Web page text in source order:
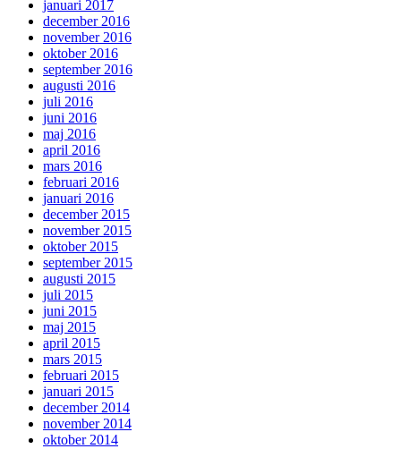
januari 2017
december 2016
november 2016
oktober 2016
september 2016
augusti 2016
juli 2016
juni 2016
maj 2016
april 2016
mars 2016
februari 2016
januari 2016
december 2015
november 2015
oktober 2015
september 2015
augusti 2015
juli 2015
juni 2015
maj 2015
april 2015
mars 2015
februari 2015
januari 2015
december 2014
november 2014
oktober 2014